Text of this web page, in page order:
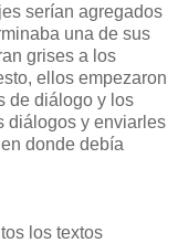
serían agregados
una de sus
grises a los
ellos empezaron
de diálogo y los
diálogos y enviarles
donde debía
los textos